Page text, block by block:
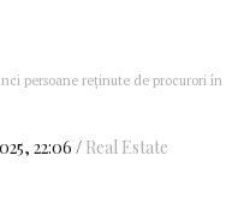
persoane reținute de procurori în
22:06 Real Estate